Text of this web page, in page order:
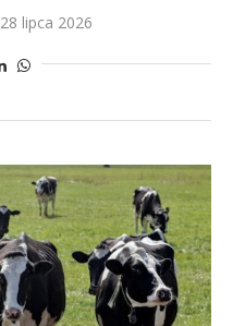
28 lipca 2026